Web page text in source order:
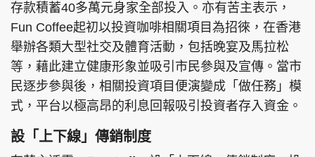
存款積蓄40多萬元身家全部投入。亦有苦主表示，
Fun Coffee起初以投資咖啡相關項目為招徠，在香港
舉辦各類大型社交及體育活動，包括晚宴及馬拉松
等，藉此建立健康形象並吸引市民參與及宣傳。當市
民逐步參與後，相關投資項目便演變成「做任務」模
式，平台以極高昂的利息回報吸引投資者存入資金。
設「上下線」傳銷制度